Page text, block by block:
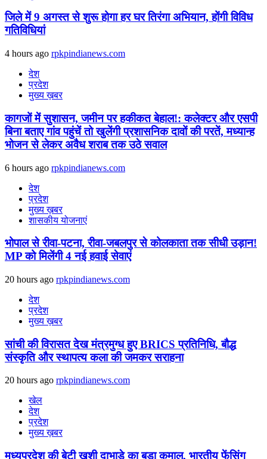
जिले में 9 अगस्‍त से शुरू होगा हर घर तिरंगा अभियान, होंगी विविध
गतिविधियां
4 hours ago rpkpindianews.com
देश
प्रदेश
मुख्य ख़बर
कागजों में सुशासन, जमीन पर हकीकत बेहाल!: कलेक्टर और एसपी
बिना बताए गांव पहुंचें तो खुलेंगी प्रशासनिक दावों की परतें, मध्यान्ह
भोजन से लेकर अवैध शराब तक उठे सवाल
6 hours ago rpkpindianews.com
देश
प्रदेश
मुख्य ख़बर
शासकीय योजनाएं
भोपाल से रीवा-पटना, रीवा-जबलपुर से कोलकाता तक सीधी उड़ान!
MP को मिलेंगी 4 नई हवाई सेवाएं
20 hours ago rpkpindianews.com
देश
प्रदेश
मुख्य ख़बर
सांची की विरासत देख मंत्रमुग्ध हुए BRICS प्रतिनिधि, बौद्ध
संस्कृति और स्थापत्य कला की जमकर सराहना
20 hours ago rpkpindianews.com
खेल
देश
प्रदेश
मुख्य ख़बर
मध्यप्रदेश की बेटी खुशी दाभाड़े का बड़ा कमाल, भारतीय फेंसिंग